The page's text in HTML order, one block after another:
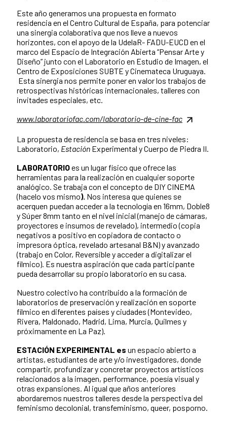
Este año generamos una propuesta en formato
residencia en el Centro Cultural de España, para potenciar
una sinergia colaborativa que nos lleve a nuevos
horizontes, con el apoyo de la UdelaR- FADU-EUCD en el
marco del Espacio de Integración Abierta “Pensar Arte y
Diseño” junto con el Laboratorio en Estudio de Imagen, el
Centro de Exposiciones SUBTE y Cinemateca Uruguaya.
Esta sinergia nos permite poner en valor los trabajos de
retrospectivas históricas internacionales, talleres con
invitades especiales, etc.
www.laboratoriofac.com/laboratorio-de-cine-fac
La propuesta de residencia se basa en tres niveles:
Laboratorio, Estación Experimental y Cuerpo de Piedra II.
LABORATORIOes un lugar físico que ofrece las
herramientas para la realización en cualquier soporte
analógico. Se trabaja con el concepto de DIY CINEMA
(hacelo vos mismo). Nos interesa que quienes se
acerquen puedan acceder a la tecnología en 16mm, Doble8
y Súper 8mm tanto en el nivel inicial (manejo de cámaras,
proyectores e insumos de revelado), intermedio (copia
negativos a positivo en copiadora de contacto o
impresora óptica, revelado artesanal B&N) y avanzado
(trabajo en Color, Reversible y acceder a digitalizar el
fílmico). Es nuestra aspiración que cada participante
pueda desarrollar su propio laboratorio en su casa.
Nuestro colectivo ha contribuido a la formación de
laboratorios de preservación y realización en soporte
fílmico en diferentes países y ciudades (Montevideo,
Rivera, Maldonado, Madrid, Lima, Murcia, Quilmes y
próximamente en La Paz).
ESTACIÓN EXPERIMENTAL es un espacio abierto a
artistas, estudiantes de arte y/o investigadores, donde
compartir, profundizar y concretar proyectos artísticos
relacionados a la imagen, performance, poesía visual y
otras expansiones. Al igual que años anteriores
abordaremos nuestros talleres desde la perspectiva del
feminismo decolonial, transfeminismo, queer, posporno.